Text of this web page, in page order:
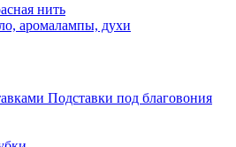
нить
аромалампы, духи
Подставки под благовония